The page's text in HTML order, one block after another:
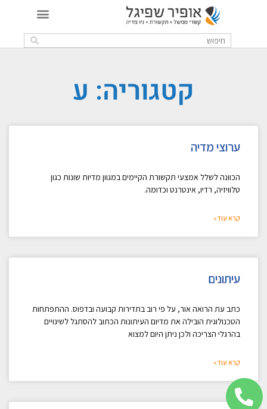
קטגוריה: ע
ערוצי מדיה
הכוונה לשלל אמצעי תקשורת הקיימים במגוון מדיות שונות כגון
טלוויזיה, רדיו, אינטרנט וכדומה.
קרא עוד»
עיתונים
כתב עת הרואה אור, על פי רוב בתדירות קבועה ובדפוס. ההתפתחות
הטכנולוגית הובילה את מדיום העיתונות הכתוב להסתגל לשינויים
בהרגלי הצריכה ולכן ניתן היום למצוא
קרא עוד»